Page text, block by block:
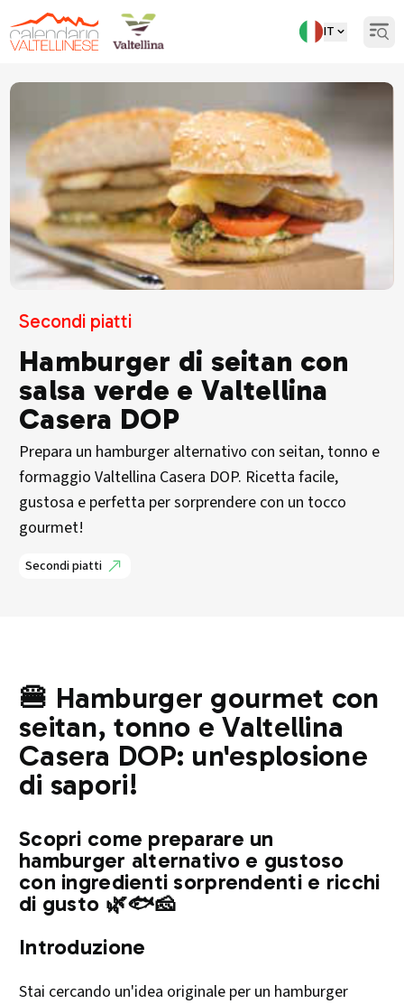
IT
Torna indietro
Secondi piatti
Hamburger di seitan con
salsa verde e Valtellina
Casera DOP
Prepara un hamburger alternativo con seitan, tonno e
formaggio Valtellina Casera DOP. Ricetta facile,
gustosa e perfetta per sorprendere con un tocco
gourmet!
Secondi piatti
🍔 Hamburger gourmet con
seitan, tonno e Valtellina
Casera DOP: un'esplosione
di sapori!
Scopri come preparare un
hamburger alternativo e gustoso
con ingredienti sorprendenti e ricchi
di gusto 🌿🐟🧀
Introduzione
Stai cercando un'idea originale per un hamburger